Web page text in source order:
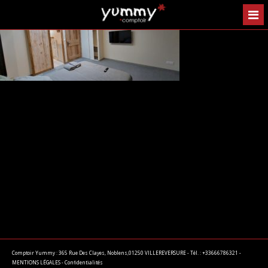
Comptoir Yummy : 365 Rue Des Clayes, Noblens,01250 VILLEREVERSURE - Tél. : +33666786321 -
MENTIONS LÉGALES-Confidentialités